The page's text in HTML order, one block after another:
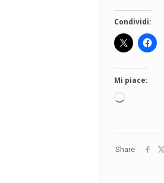
Condividi:
Mi piace:
Caricamento
Share